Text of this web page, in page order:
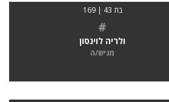
בת 43 | 169
#
ולריה לוינסון
מגיש/ה